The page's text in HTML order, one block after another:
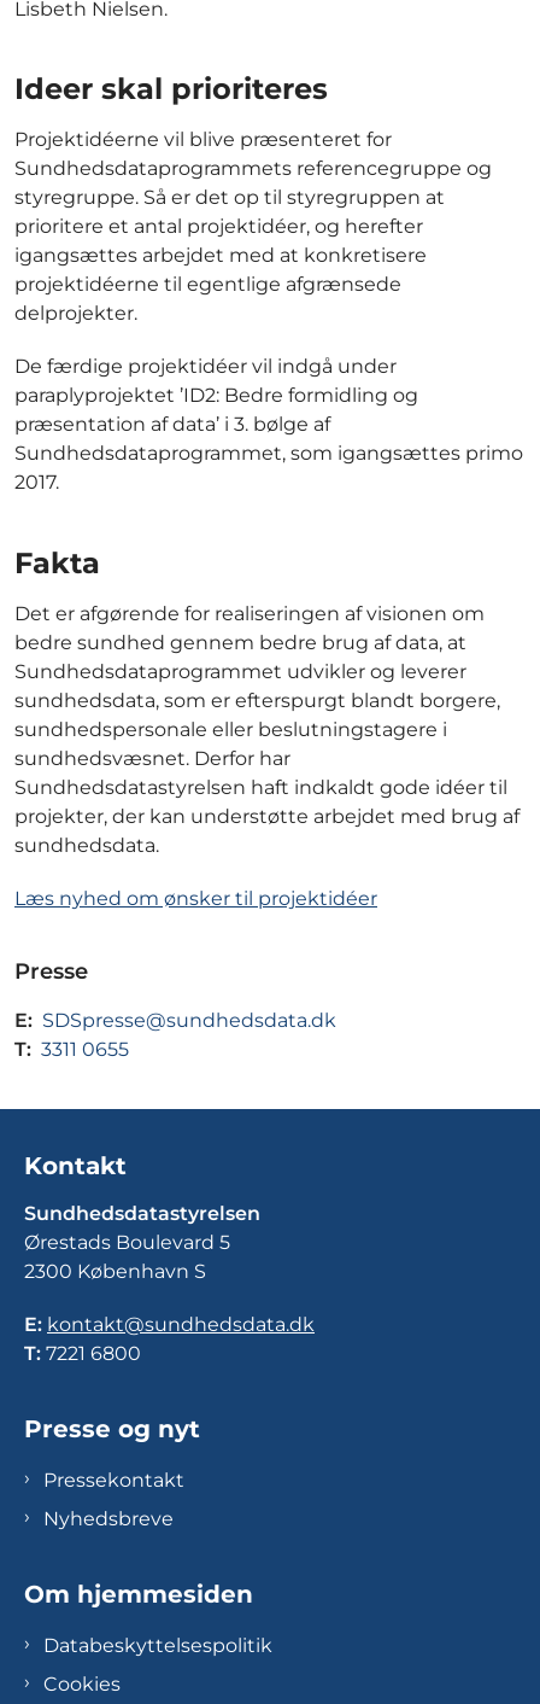
Lisbeth Nielsen.
Ideer skal prioriteres
Projektidéerne vil blive præsenteret for
Sundhedsdataprogrammets referencegruppe og
styregruppe. Så er det op til styregruppen at
prioritere et antal projektidéer, og herefter
igangsættes arbejdet med at konkretisere
projektidéerne til egentlige afgrænsede
delprojekter.
De færdige projektidéer vil indgå under
paraplyprojektet ’ID2: Bedre formidling og
præsentation af data’ i 3. bølge af
Sundhedsdataprogrammet, som igangsættes primo
2017.
Fakta
Det er afgørende for realiseringen af visionen om
bedre sundhed gennem bedre brug af data, at
Sundhedsdataprogrammet udvikler og leverer
sundhedsdata, som er efterspurgt blandt borgere,
sundhedspersonale eller beslutningstagere i
sundhedsvæsnet. Derfor har
Sundhedsdatastyrelsen haft indkaldt gode idéer til
projekter, der kan understøtte arbejdet med brug af
sundhedsdata.
Læs nyhed om ønsker til projektidéer
Presse
E: SDSpresse@sundhedsdata.dk
T: 3311 0655
Kontakt
Sundhedsdatastyrelsen
Ørestads Boulevard 5
2300 København S
E: kontakt@sundhedsdata.dk
T: 7221 6800
Presse og nyt
Pressekontakt
Nyhedsbreve
Om hjemmesiden
Databeskyttelsespolitik
Cookies